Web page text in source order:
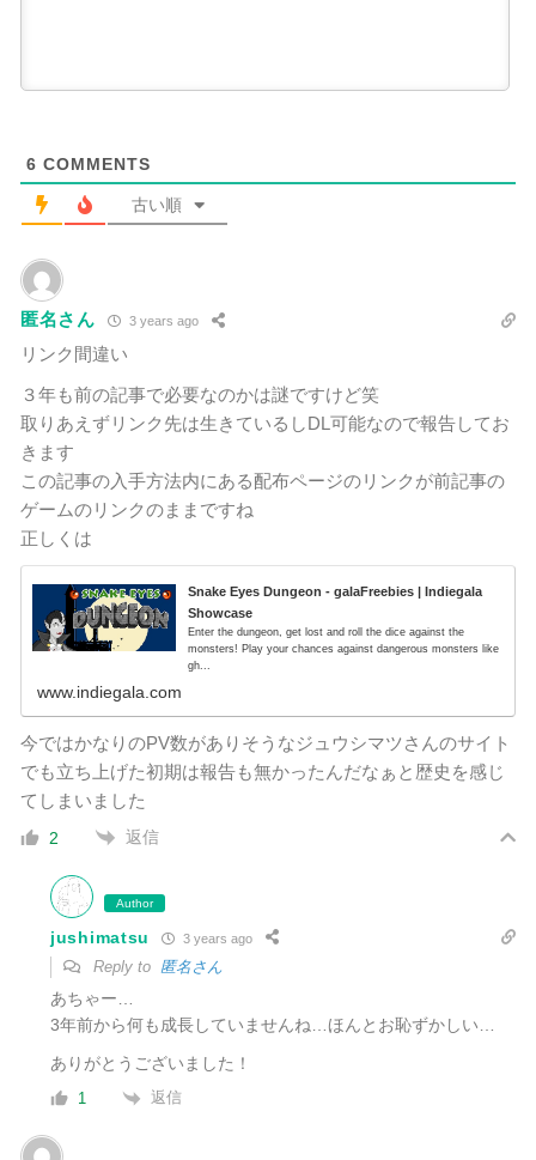
6 COMMENTS
古い順
匿名さん 3 years ago
リンク間違い
３年も前の記事で必要なのかは謎ですけど笑
取りあえずリンク先は生きているしDL可能なので報告してお
きます
この記事の入手方法内にある配布ページのリンクが前記事の
ゲームのリンクのままですね
正しくは
Snake Eyes Dungeon - galaFreebies | Indiegala
Showcase
Enter the dungeon, get lost and roll the dice against the
monsters! Play your chances against dangerous monsters like
gh...
www.indiegala.com
今ではかなりのPV数がありそうなジュウシマツさんのサイト
でも立ち上げた初期は報告も無かったんだなぁと歴史を感じ
てしまいました
2 返信
Author
jushimatsu 3 years ago
Reply to 匿名さん
あちゃー…
3年前から何も成長していませんね…ほんとお恥ずかしい…
ありがとうございました！
1 返信